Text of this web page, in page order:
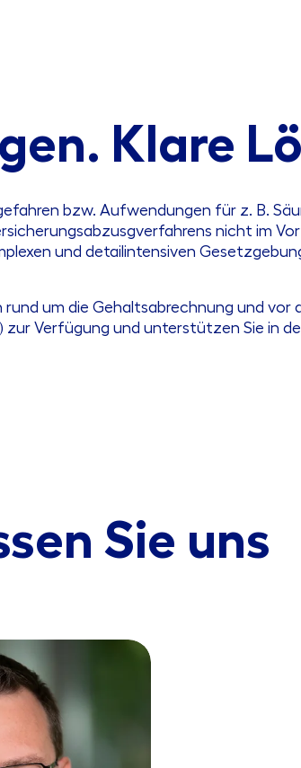
Klare
bzw. Aufwendungen für z. B.
nicht im
und detailintensiven
um die Gehaltsabrechnung und vor
Verfügung und unterstützen Sie in
Sie uns